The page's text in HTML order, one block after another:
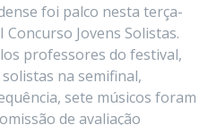
foi palco nesta terça-
Jovens Solistas.
professores do festival,
na semifinal,
sete músicos foram
de avaliação